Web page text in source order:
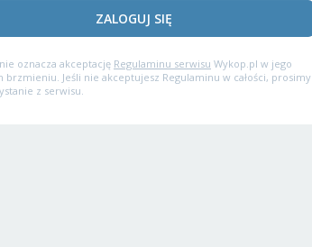
ZALOGUJ SIĘ
oznacza akceptację Regulaminu serwisu Wykop.pl w jego
brzmieniu. Jeśli nie akceptujesz Regulaminu w całości, prosimy
z serwisu.